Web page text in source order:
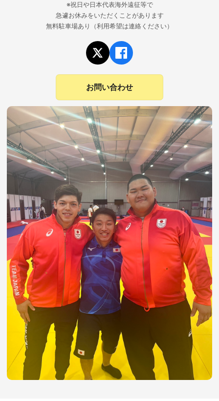
※祝日や日本代表海外遠征等で
急遽お休みをいただくことがあります
無料駐車場あり（利用希望は連絡ください）
お問い合わせ